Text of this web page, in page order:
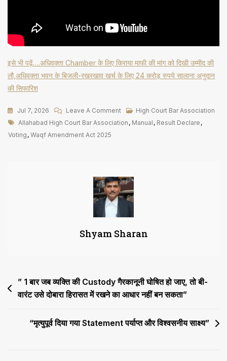
इसे भी पढ़ें….अधिवक्ता Chamber के लिए किराया माफी की मांग को दिखी उम्मीद की
लौ,अधिवक्ता भवन के बिजली-रखरखाव खर्च के लिए 24 करोड़ रुपये सालाना अनुदान
की सिफारिश
Jul 7, 2026 Leave A CommentOn
बदलेगा
एसोसिएशन
का
मतदान
के
के
पक्ष
3950
High Court Bar Association
Tags
Allahabad High Court Bar Association , Manual , Result Declare ,
Voting , Waqf Amendment Act 2025
Shyam Sharan
Post
navigation
” 1 बार जब व्यक्ति की Custody गैरकानूनी घोषित हो जाए, तो बी-
वारंट उसे दोबारा हिरासत में रखने का आधार नहीं बन सकता”
“मृत्युपूर्व दिया गया Statement पर्याप्त और विश्वसनीय साक्ष्य”